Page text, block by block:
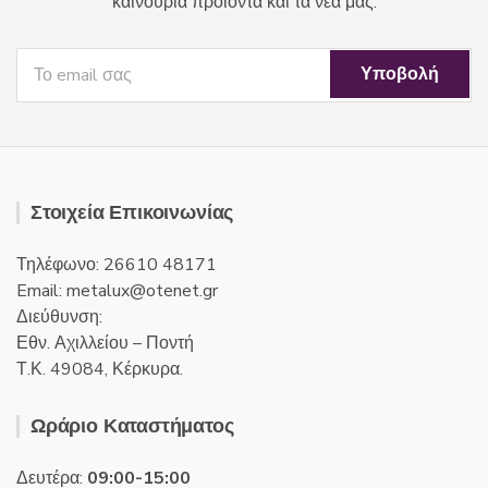
Στοιχεία Επικοινωνίας
Τηλέφωνο: 26610 48171
Email: metalux otenetgr
Διεύθυνση:
Εθν. Αχιλλείου – Ποντή
Τ.Κ. 49084, Κέρκυρα.
Ωράριο Καταστήματος
Δευτέρα: 09:00-15:00